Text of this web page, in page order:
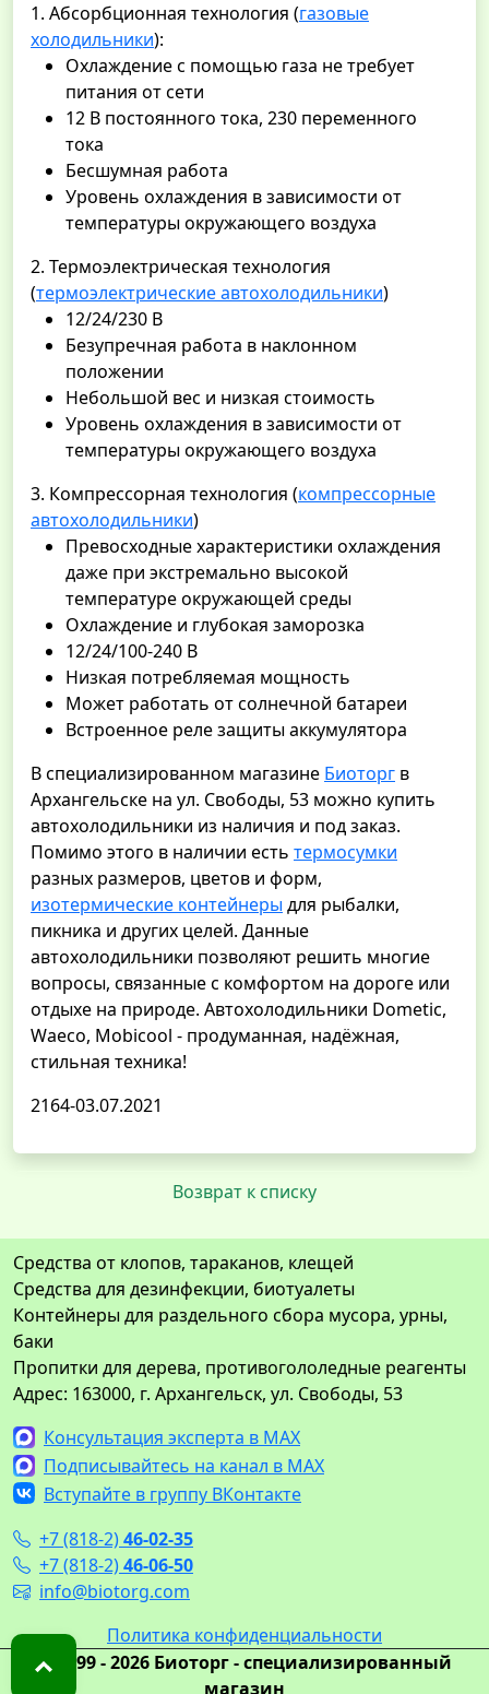
1. Абсорбционная технология (газовые
холодильники):
Охлаждение с помощью газа не требует
питания от сети
12 В постоянного тока, 230 переменного
тока
Бесшумная работа
Уровень охлаждения в зависимости от
температуры окружающего воздуха
2. Термоэлектрическая технология
(термоэлектрическиеавтохолодильники)
12/24/230 В
Безупречная работа в наклонном
положении
Небольшой вес и низкая стоимость
Уровень охлаждения в зависимости от
температуры окружающего воздуха
3. Компрессорная технология (компрессорные
автохолодильники)
Превосходные характеристики охлаждения
даже при экстремально высокой
температуре окружающей среды
Охлаждение и глубокая заморозка
12/24/100-240 В
Низкая потребляемая мощность
Может работать от солнечной батареи
Встроенное реле защиты аккумулятора
В специализированном магазине Биоторг в
Архангельске на ул. Свободы, 53 можно купить
автохолодильники из наличия и под заказ.
Помимо этого в наличии есть термосумки
разных размеров, цветов и форм,
изотермические контейнеры для рыбалки,
пикника и других целей. Данные
автохолодильники позволяют решить многие
вопросы, связанные с комфортом на дороге или
отдыхе на природе. Автохолодильники Dometic,
Waeco, Mobicool - продуманная, надёжная,
стильная техника!
2164-03.07.2021
Возврат к списку
Средства от клопов, тараканов, клещей
Средства для дезинфекции, биотуалеты
Контейнеры для раздельного сбора мусора, урны,
баки
Пропитки для дерева, противогололедные реагенты
Адрес: 163000, г. Архангельск, ул. Свободы, 53
Консультация эксперта в MAX
Подписывайтесь на канал в MAX
Вступайте в группу ВКонтакте
+7 (818-2)46-02-35
+7 (818-2)46-06-50
info@biotorg.com
Политика конфиденциальности
© 1999 - 2026 Биоторг - специализированный
магазин